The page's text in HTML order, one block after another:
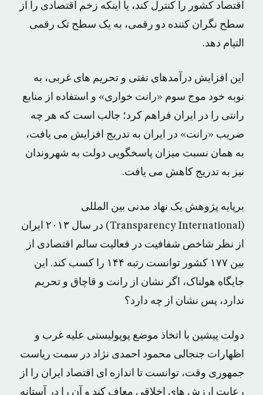
اقتصاد کشور را کنترل کند، یا اینکه زخم اقتصادی را از
سطح نگران کننده دو رقمی، به یک سطح تک رقمی
التیام دهد.
این افزایش درآمدهای نفتی و تحریم های غربی، به
نوبه خود موج سوم «رانت خواری» و استفاده از منابع
رانتی را در ایران فراهم کرد؛ جالب است که هر چه
ضریب «رانت» در ایران به تدریج افزایش می یافت،
به همان نسبت میزان پاسخگویی دولت به شهروندان
نیز به تدریج کاهش می یافت.
برپایه پژوهش یک نهاد مدنی بین المللی
(Transparency International) در سال ۲۰۱۳ ایران
از نظر شاخص شفافیت در فعالیت سالم اقتصادی از
بین ۱۷۷ کشور توانست رتبه ۱۴۴ را کسب کند. این
جایگاه هولناک، اگر نشان از رانت و قاچاق و تحریم
ندارد، پس نشان از چه دارد؟
دولت پیشین با اتخاذ موضع پوپولیستی علیه غرب و
اظهارات جنجالی محمود احمدی نژاد در سمت ریاست
جمهوری وقت، توانست تا اندازه ای اقتصاد ایران را از
رعایت ارزش های اخلاقی معاف کند و آن را در آستانه